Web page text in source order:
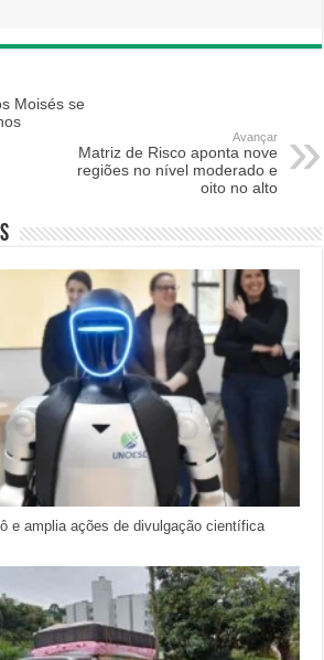
Moisés se
Avançar
Matriz de Risco aponta nove
regiões no nível moderado e
oito no alto
e amplia ações de divulgação científica